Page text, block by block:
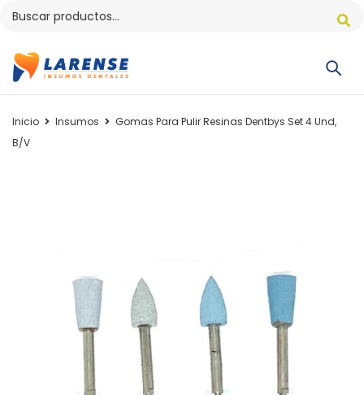
Inicio Insumos
Gomas Para Pulir Resinas Dentbys Set 4 Und,
B/V